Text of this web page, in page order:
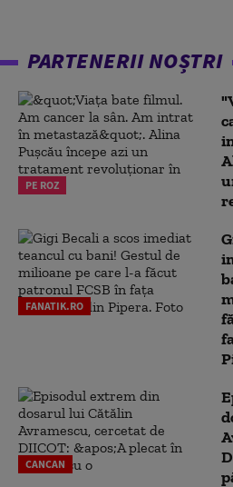
PARTENERII NOȘTRI
PE ROZ
FANATIK.RO
CANCAN